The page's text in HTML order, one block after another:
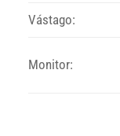
Vástago:
Monitor: